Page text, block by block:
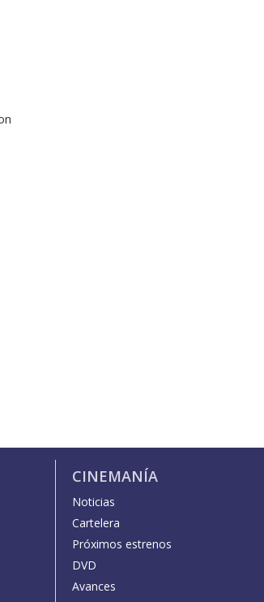
CINEMANÍA
Noticias
Cartelera
Próximos estrenos
DVD
Avances